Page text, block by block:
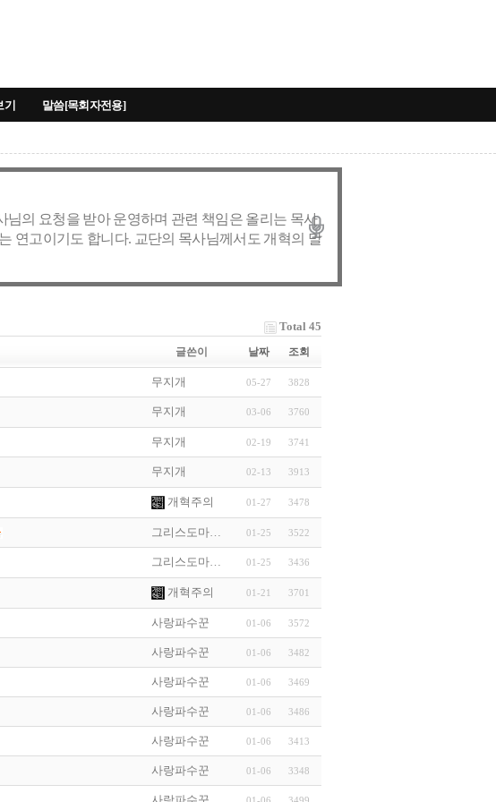
말씀[목회자전용]
의 요청을 받아 운영하며 관련 책임은 올리는 목사
연고이기도 합니다. 교단의 목사님께서도 개혁의 말
Total 45
글쓴이 날짜 조회
무지개 05-27 3828
무지개 03-06 3760
무지개 02-19 3741
무지개 02-13 3913
개혁주의 01-27 3478
그리스도마… 01-25 3522
그리스도마… 01-25 3436
개혁주의 01-21 3701
사랑파수꾼 01-06 3572
사랑파수꾼 01-06 3482
사랑파수꾼 01-06 3469
사랑파수꾼 01-06 3486
사랑파수꾼 01-06 3413
사랑파수꾼 01-06 3348